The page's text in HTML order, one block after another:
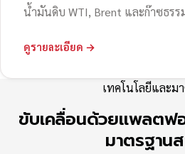
น้ำมันดิบ WTI, Brent และก๊าซธรร
ดูรายละเอียด →
เทคโนโลยีและม
ขับเคลื่อนด้วยแพลตฟ
มาตรฐาน